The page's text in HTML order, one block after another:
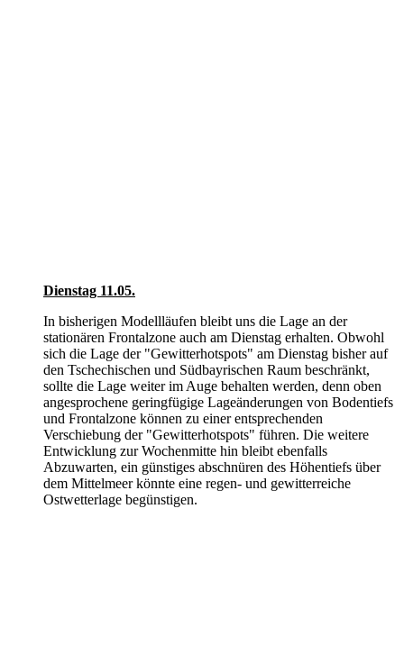
Dienstag 11.05.
In bisherigen Modellläufen bleibt uns die Lage an der
stationären Frontalzone auch am Dienstag erhalten. Obwohl
sich die Lage der "Gewitterhotspots" am Dienstag bisher auf
den Tschechischen und Südbayrischen Raum beschränkt,
sollte die Lage weiter im Auge behalten werden, denn oben
angesprochene geringfügige Lageänderungen von Bodentiefs
und Frontalzone können zu einer entsprechenden
Verschiebung der "Gewitterhotspots" führen. Die weitere
Entwicklung zur Wochenmitte hin bleibt ebenfalls
Abzuwarten, ein günstiges abschnüren des Höhentiefs über
dem Mittelmeer könnte eine regen- und gewitterreiche
Ostwetterlage begünstigen.